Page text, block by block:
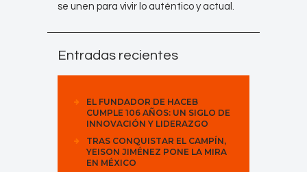
se unen para vivir lo auténtico y actual.
Entradas recientes
EL FUNDADOR DE HACEB
CUMPLE 106 AÑOS: UN SIGLO DE
INNOVACIÓN Y LIDERAZGO
TRAS CONQUISTAR EL CAMPÍN,
YEISON JIMÉNEZ PONE LA MIRA
EN MÉXICO